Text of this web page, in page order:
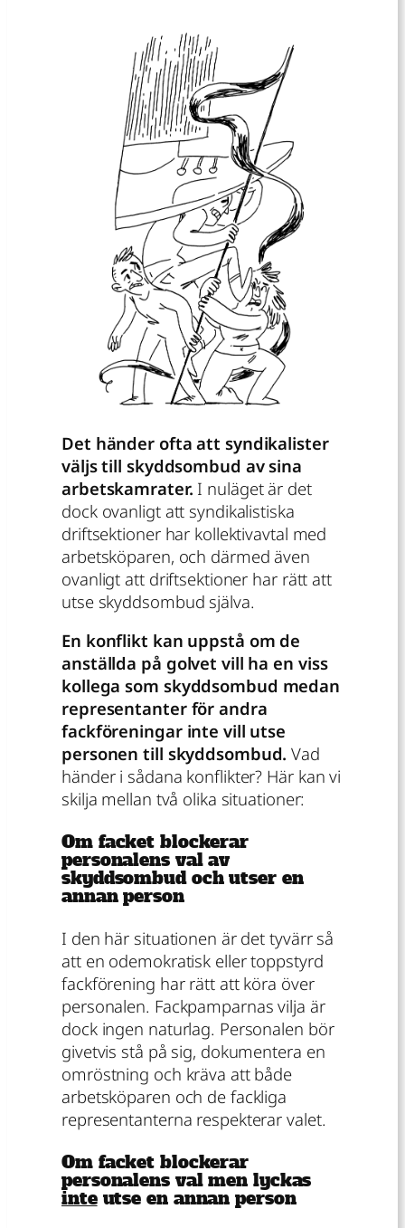
Det händer ofta att syndikalister
väljs till skyddsombud av sina
arbetskamrater. I nuläget är det
dock ovanligt att syndikalistiska
driftsektioner har kollektivavtal med
arbetsköparen, och därmed även
ovanligt att driftsektioner har rätt att
utse skyddsombud själva.
En konflikt kan uppstå om de
anställda på golvet vill ha en viss
kollega som skyddsombud medan
representanter för andra
fackföreningar inte vill utse
personen till skyddsombud. Vad
händer i sådana konflikter? Här kan vi
skilja mellan två olika situationer:
Om facket blockerar
personalens val av
skyddsombud och utser en
annan person
I den här situationen är det tyvärr så
att en odemokratisk eller toppstyrd
fackförening har rätt att köra över
personalen. Fackpamparnas vilja är
dock ingen naturlag. Personalen bör
givetvis stå på sig, dokumentera en
omröstning och kräva att både
arbetsköparen och de fackliga
representanterna respekterar valet.
Om facket blockerar
personalens val men lyckas
inteutse en annan person